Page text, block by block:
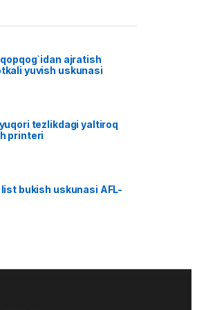
ajratish
yuvish uskunasi
tezlikdagi yaltiroq
printeri
bukish uskunasi AFL-